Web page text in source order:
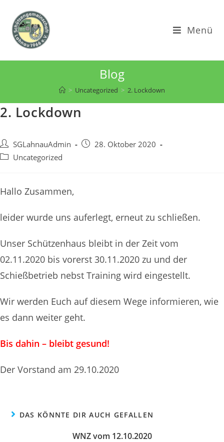
Inhalt
springen
Menü
Blog
> Uncategorized > 2. Lockdown
2. Lockdown
Beitrags-
Autor:
SGLahnauAdmin
Beitrag28. Oktober 2020
Beitrags-Uncategorized
Hallo Zusammen,
leider wurde uns auferlegt, erneut zu schließen.
Unser Schützenhaus bleibt in der Zeit vom
02.11.2020 bis vorerst 30.11.2020 zu und der
Schießbetrieb nebst Training wird eingestellt.
Wir werden Euch auf diesem Wege informieren, wie
es dann weiter geht.
Bis dahin – bleibt gesund!
Der Vorstand am 29.10.2020
DAS KÖNNTE DIR AUCH GEFALLEN
WNZ vom 12.10.2020